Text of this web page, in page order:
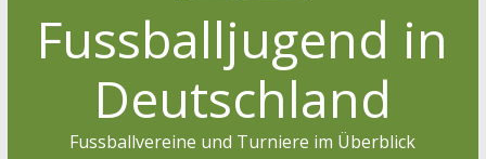
Fussballjugend in
Deutschland
Fussballvereine und Turniere im Überblick